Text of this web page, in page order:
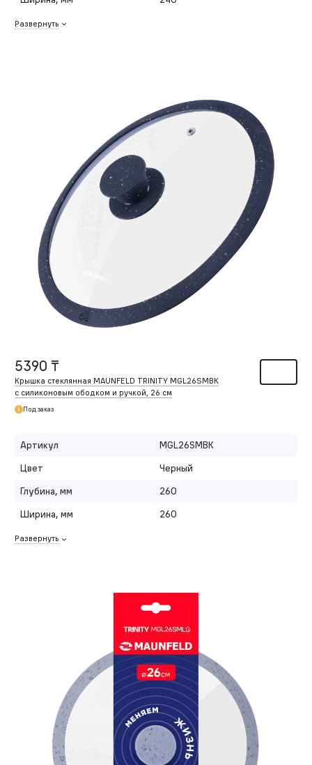
Развернуть
5390 ₸
Крышка стеклянная MAUNFELD TRINITY MGL26SMBK
с силиконовым ободком и ручкой, 26 см
Под заказ
Артикул
MGL26SMBK
Цвет
Черный
Глубина, мм
260
Ширина, мм
260
Развернуть